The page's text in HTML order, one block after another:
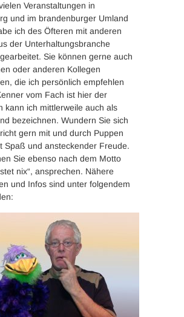
Veranstaltungen in
und im brandenburger Umland
ich des Öfteren mit anderen
der Unterhaltungsbranche
Sie können gerne auch
oder anderen Kollegen
die ich persönlich empfehlen
vom Fach ist hier der
kann ich mittlerweile auch als
bezeichnen. Wundern Sie sich
gern mit und durch Puppen
Spaß und ansteckender Freude.
Sie ebenso nach dem Motto
nix“, ansprechen. Nähere
und Infos sind unter folgendem